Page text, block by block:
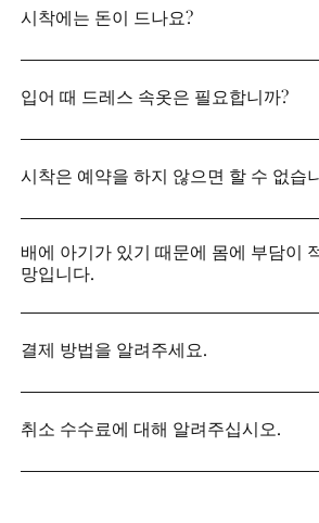
사진을 찍습니다!
시착에는 돈이 드나요?
시착은 모두 무료! 일체 요금은 받지 않
용해 보세요.
입어 때 드레스 속옷은 필요합니까?
사용하시면 가져오세요! 없는 경우는
있습니다♪
시착은 예약을 하지 않으면 할 수 없습
시착은 예약 우선이므로 최대한 예약
시착 부스가 비어 있으면 안내할 수 있
배에 아기가 있기 때문에 몸에 부담이
망입니다.
가벼운 소재의 드레스, 몸에 부담이 걸
도 준비하고 있습니다! 휴식을 취하면
이 시착에 오세요! 스태프가 자녀의 귀
다♪
결제 방법을 알려주세요.
현금·송금·크레디트 등, 다양한 지불
다.
취소 수수료에 대해 알려주십시오.
취소 요금은 계약 후 일주일 후에 발생